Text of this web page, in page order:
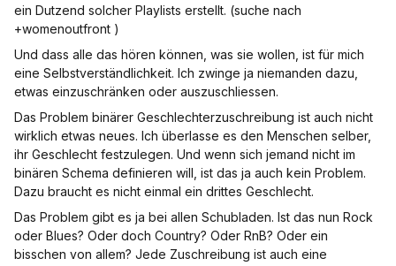
ein Dutzend solcher Playlists erstellt. (suche nach
+womenoutfront )
Und dass alle das hören können, was sie wollen, ist für mich
eine Selbstverständlichkeit. Ich zwinge ja niemanden dazu,
etwas einzuschränken oder auszuschliessen.
Das Problem binärer Geschlechterzuschreibung ist auch nicht
wirklich etwas neues. Ich überlasse es den Menschen selber,
ihr Geschlecht festzulegen. Und wenn sich jemand nicht im
binären Schema definieren will, ist das ja auch kein Problem.
Dazu braucht es nicht einmal ein drittes Geschlecht.
Das Problem gibt es ja bei allen Schubladen. Ist das nun Rock
oder Blues? Oder doch Country? Oder RnB? Oder ein
bisschen von allem? Jede Zuschreibung ist auch eine